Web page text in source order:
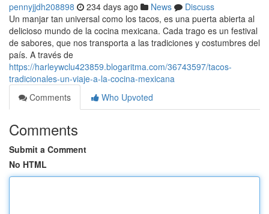
pennyjjdh208898 234 days ago News
Discuss
Un manjar tan universal como los tacos, es una puerta abierta al
delicioso mundo de la cocina mexicana. Cada trago es un festival
de sabores, que nos transporta a las tradiciones y costumbres del
país. A través de
https://harleywclu423859.blogaritma.com/36743597/tacos-
tradicionales-un-viaje-a-la-cocina-mexicana
Comments
Who Upvoted
Comments
Submit a Comment
No HTML